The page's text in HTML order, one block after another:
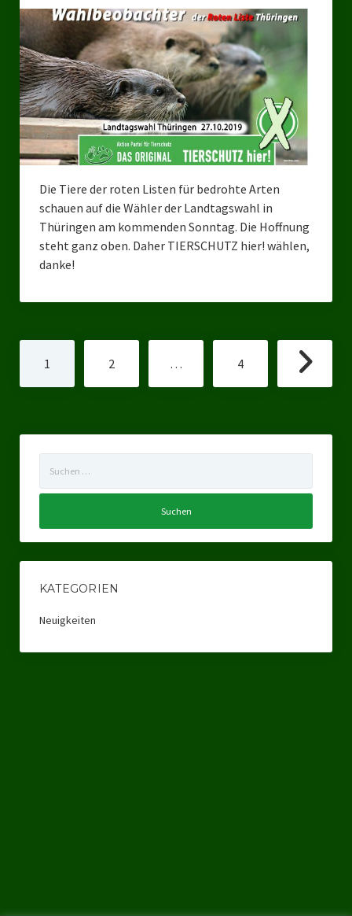
Die Tiere der roten Listen für bedrohte Arten
schauen auf die Wähler der Landtagswahl in
Thüringen am kommenden Sonntag. Die Hoffnung
steht ganz oben. Daher TIERSCHUTZ hier! wählen,
danke!
Beiträge
1 2 … 4
nach:
KATEGORIEN
Neuigkeiten